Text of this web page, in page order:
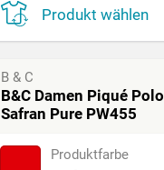
Produkt wählen
B & C
B&C Damen Piqué Polo
Safran Pure PW455
Produktfarbe